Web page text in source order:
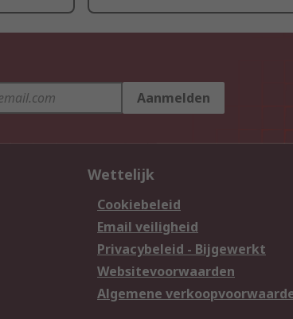
Aanmelden
Wettelijk
Cookiebeleid
Email veiligheid
Privacybeleid - Bijgewerkt
Websitevoorwaarden
Algemene